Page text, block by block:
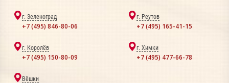
г. Зеленоград
+7 (495) 846-80-06
г. Реутов
+7 (495) 165-41-15
г. Королёв
+7 (495) 150-80-09
г. Химки
+7 (495) 477-66-78
Вёшки